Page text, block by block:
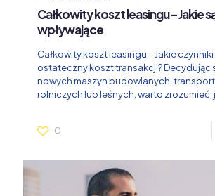
Całkowity koszt leasingu – Jakie
wpływające
Całkowity koszt leasingu – Jakie czynniki
ostateczny koszt transakcji? Decydując
nowych maszyn budowlanych,
rolniczych lub leśnych, warto zrozumieć,
0